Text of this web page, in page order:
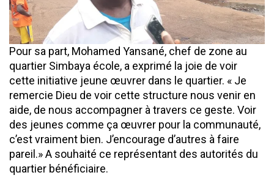
Pour sa part, Mohamed Yansané, chef de zone au
quartier Simbaya école, a exprimé la joie de voir
cette initiative jeune œuvrer dans le quartier. « Je
remercie Dieu de voir cette structure nous venir en
aide, de nous accompagner à travers ce geste. Voir
des jeunes comme ça œuvrer pour la communauté,
c’est vraiment bien. J’encourage d’autres à faire
pareil.» A souhaité ce représentant des autorités du
quartier bénéficiaire.